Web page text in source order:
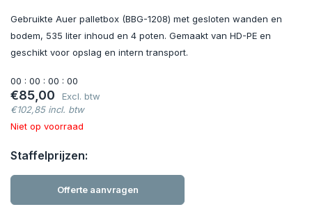
Gebruikte Auer palletbox (BBG-1208) met gesloten wanden en
bodem, 535 liter inhoud en 4 poten. Gemaakt van HD-PE en
geschikt voor opslag en intern transport.
00 : 00 : 00 : 00
€85,00
Excl. btw
€102,85 incl. btw
Niet op voorraad
Staffelprijzen:
Offerte aanvragen